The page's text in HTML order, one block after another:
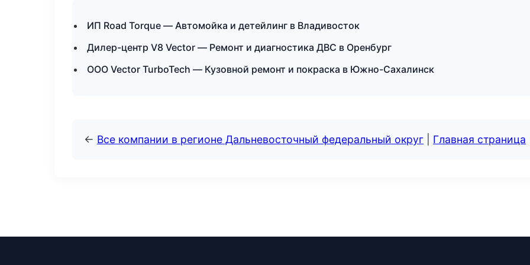
ИП Road Torque — Автомойка и детейлинг в Владивосток
Дилер-центр V8 Vector — Ремонт и диагностика ДВС в Оренбург
ООО Vector TurboTech — Кузовной ремонт и покраска в Южно-Сахалинск
← Все компании в регионе Дальневосточный федеральный округ Главная страница